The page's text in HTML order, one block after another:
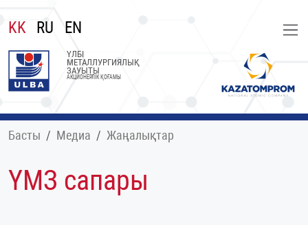
KK RU EN
ҮЛБІ
МЕТАЛЛУРГИЯЛЫҚ
ЗАУЫТЫ
АКЦИОНЕРЛІК ҚОҒАМЫ
Басты Медиа Жаңалықтар
ҮМЗ сапары